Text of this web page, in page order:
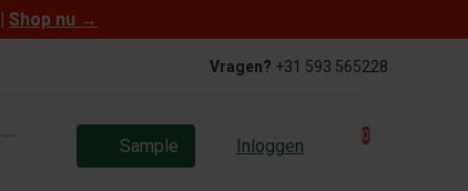
Shop nu →
Vragen? +31 593 565228
Sample Inloggen 0